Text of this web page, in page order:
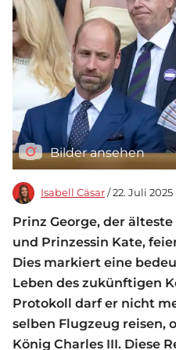
Bilder ansehen
Isabell Cäsar / 22. Juli 2025
Prinz George, der
und Prinzessin Kate,
Dies markiert eine
Leben des zukünftigen
Protokoll darf er nicht
selben Flugzeug reisen,
König Charles III. Diese